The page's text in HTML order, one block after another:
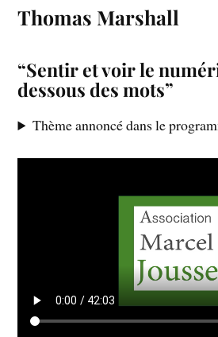
Thomas Marshall
“Sentir et voir le
dessous des mots”
Thème annoncé dans le